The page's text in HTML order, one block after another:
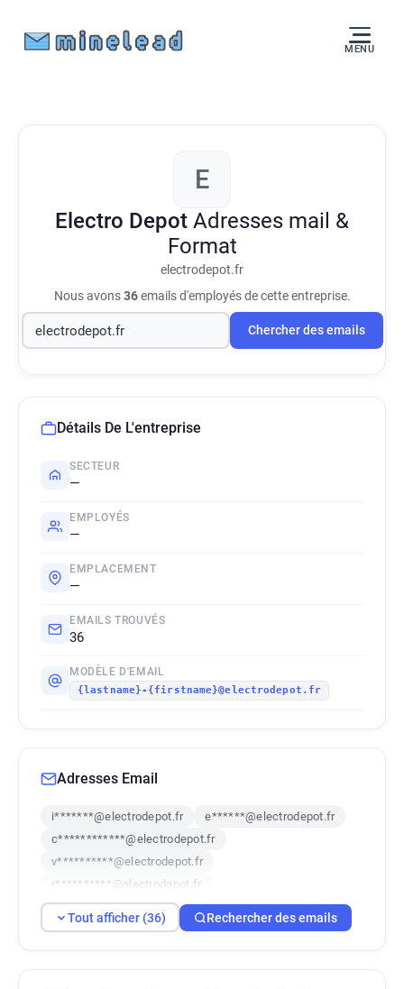
MENU
E
Electro Depot Adresses mail &
Format
electrodepot.fr
Nous avons36emails d'employés de cette entreprise.
Chercher des emails
Détails De L'entreprise
SECTEUR
—
EMPLOYÉS
—
EMPLACEMENT
—
EMAILS TROUVÉS
36
MODÈLE D'EMAIL
{lastname}-{firstname}@electrodepot.fr
Adresses Email
i*******@electrodepot.fr
e******@electrodepot.fr
c************@electrodepot.fr
v**********@electrodepot.fr
r**********@electrodepot.fr
a**********@electrodepot.fr
z**********@electrodepot.fr
b*****@electrodepot.fr
Tout afficher (36) Rechercher des emails